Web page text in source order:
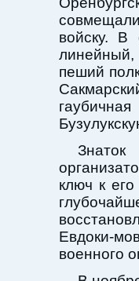
войску. В
линейный,
пеший
ключ к
Евдоки-
военного